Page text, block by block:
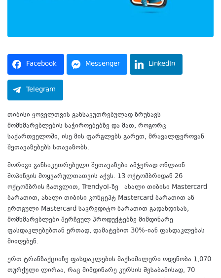
Facebook Messenger LinkedIn
Telegram
თიბისი ყოველთვის განსაკუთრებულად ზრუნავს
მომხმარებლების საჭიროებებზე და მათ, როგორც
საქართველოში, ისე მის ფარგლებს გარეთ, მრავალფეროვან
შეთავაზებებს სთავაზობს.
მორიგი განსაკუთრებული შეთავაზება ამჯერად ონლაინ
შოპინგის მოყვარულთათვის აქვს. 13 ოქტომბრიდან 26
ოქტომბრის ჩათვლით, Trendyol-ზე ახალი თიბისი Mastercard
ბარათით, ახალი თიბისი კონცეპტ Mastercard ბარათით ან
ერთგული Mastercard საკრედიტო ბარათით გადახდისას,
მომხმარებლები შერჩეულ პროდუქტებზე მიმდინარე
ფასდაკლებებთან ერთად, დამატებით 30%-იან ფასდაკლებას
მიიღებენ.
ერთ ტრანზაქციაზე ფასდაკლების მაქსიმალური ოდენობა 1,070
თურქული ლირაა, რაც მიმდინარე კურსის შესაბამისად, 70